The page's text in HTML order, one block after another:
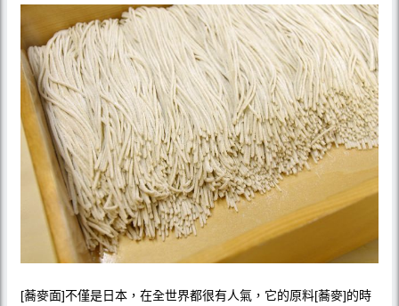
[蕎麥面]不僅是日本，在全世界都很有人氣，它的原料[蕎麥]的時